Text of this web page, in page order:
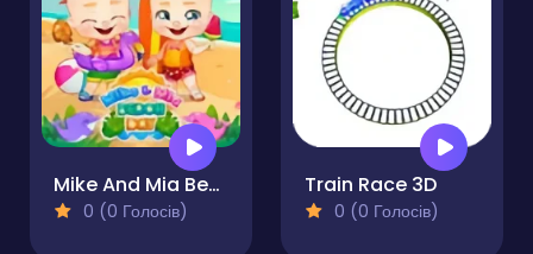
Mike And Mia Beach Day
0 (0 Голосів)
Train Race 3D
0 (0 Голосів)